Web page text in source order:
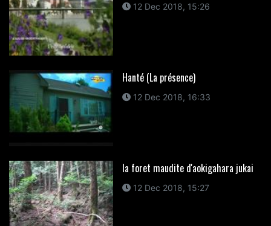
12 Dec 2018, 15:26
Hanté (La présence)
12 Dec 2018, 16:33
la foret maudite d'aokigahara jukai
12 Dec 2018, 15:27